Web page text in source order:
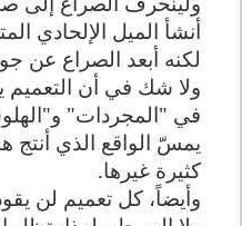
أنشأ الميل الإلحادي
لكنه أبعد الصراع عن
ولا شك في أن التعميم
في "المجردات"
يمسّ الواقع الذي أنتج
كثيرة غيرها.
وأيضاً، كل تعميم لن